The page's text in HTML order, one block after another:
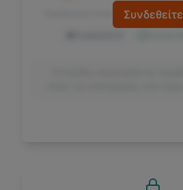
Παραδοσιακή ΚουλτούραΣυνδεθείτε